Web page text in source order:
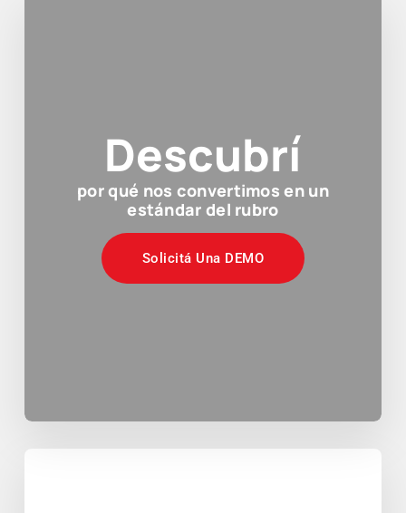
Descubrí
por qué nos convertimos en un
estándar del rubro
Solicitá Una DEMO